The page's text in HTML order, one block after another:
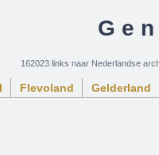
162023 links naar Nederlandse
Flevoland Gelderland